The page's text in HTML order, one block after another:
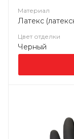
Материал
Латекс
Цвет отделки
Черный